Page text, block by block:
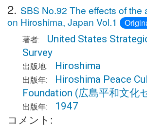
2. SBS No.92 The effects of the
on Hiroshima, Japan Vol.1
著者:
United States
Survey
出版地: Hiroshima
出版年:
Hiroshima Peace
Foundation (広島平和文化
出版年: 1947
コメント: